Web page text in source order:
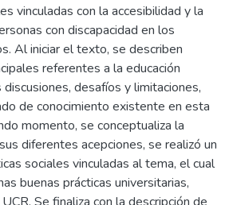
vinculadas con la accesibilidad y la
con discapacidad en los
Al iniciar el texto, se describen
referentes a la educación
discusiones, desafíos y limitaciones,
de conocimiento existente en esta
momento, se conceptualiza la
diferentes acepciones, se realizó un
sociales vinculadas al tema, el cual
buenas prácticas universitarias,